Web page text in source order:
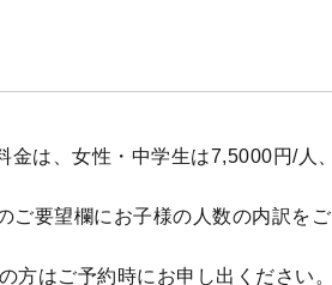
は、女性・中学生は7,5000円/人、
ご要望欄にお子様の人数の内訳をご
はご予約時にお申し出ください。